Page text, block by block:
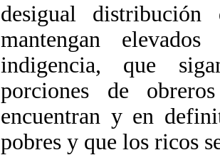
desigual
mantengan
indigencia, que
porciones de
encuentran y en
pobres y que los ricos